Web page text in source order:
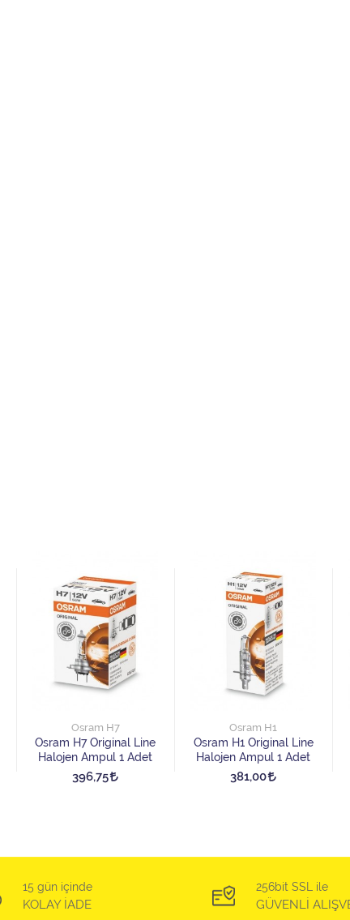
Osram H7
Osram H7 Original Line
Halojen Ampul 1 Adet
396,75
Osram H1
Osram H1 Original Line
Halojen Ampul 1 Adet
381,00
15 gün içinde
KOLAY İADE
256bit SSL ile
GÜVENLİ